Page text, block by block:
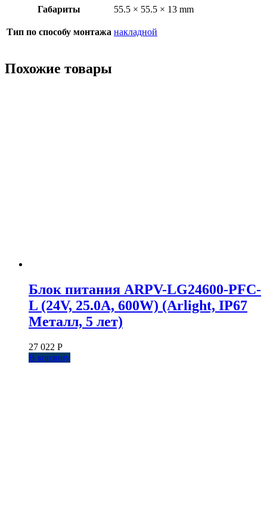
Габариты 55.5 × 55.5 × 13 mm
Тип по способу монтажа накладной
Похожие товары
Блок питания ARPV-LG24600-PFC-
L (24V, 25.0A, 600W) (Arlight, IP67
Металл, 5 лет)
27 022 Р
В корзину